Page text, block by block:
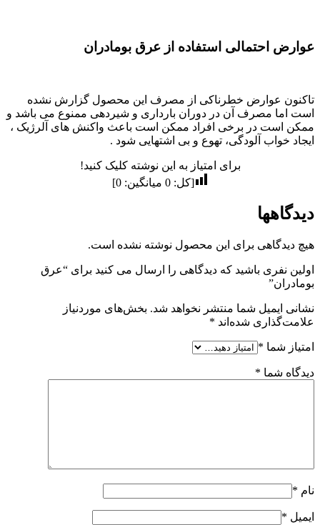
عوارض احتمالی استفاده از عرق بومادران
تاکنون عوارض خطرناکی از مصرف این محصول گزارش نشده
است اما مصرف آن در دوران بارداری و شیردهی ممنوع می باشد و
ممکن است در برخی افراد ممکن است باعث واکنش های آلرژیک ،
ایجاد خواب آلودگی، تهوع و بی اشتهایی شود .
برای امتیاز به این نوشته کلیک کنید!
[کل:0 میانگین:0
]
دیدگاهها
هیچ دیدگاهی برای این محصول نوشته نشده است.
اولین نفری باشید که دیدگاهی را ارسال می کنید برای “عرق
بومادران”
نشانی ایمیل شما منتشر نخواهد شد. بخش‌های موردنیاز
علامت‌گذاری شده‌اند *
امتیاز شما *
دیدگاه شما *
نام *
ایمیل *